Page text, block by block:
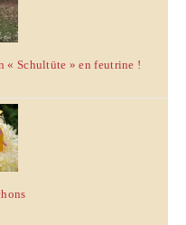
« Schultüte » en feutrine !